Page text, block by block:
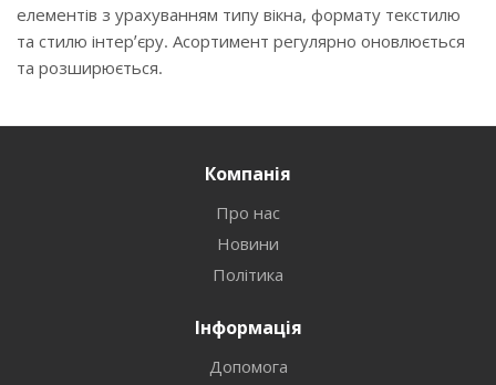
елементів з урахуванням типу вікна, формату текстилю
та стилю інтер’єру. Асортимент регулярно оновлюється
та розширюється.
Компанія
Про нас
Новини
Політика
Інформація
Допомога